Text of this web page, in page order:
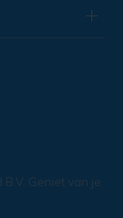
Geniet van je